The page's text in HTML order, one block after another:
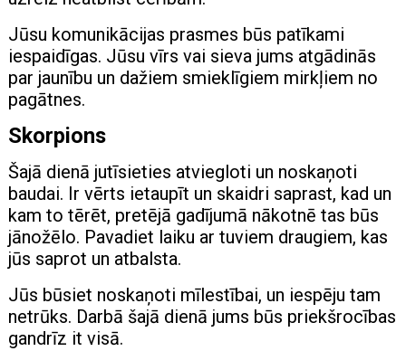
Jūsu komunikācijas prasmes būs patīkami
iespaidīgas. Jūsu vīrs vai sieva jums atgādinās
par jaunību un dažiem smieklīgiem mirkļiem no
pagātnes.
Skorpions
Šajā dienā jutīsieties atviegloti un noskaņoti
baudai. Ir vērts ietaupīt un skaidri saprast, kad un
kam to tērēt, pretējā gadījumā nākotnē tas būs
jānožēlo. Pavadiet laiku ar tuviem draugiem, kas
jūs saprot un atbalsta.
Jūs būsiet noskaņoti mīlestībai, un iespēju tam
netrūks. Darbā šajā dienā jums būs priekšrocības
gandrīz it visā.